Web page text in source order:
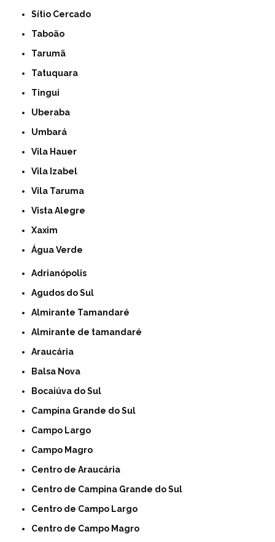
Sítio Cercado
Taboão
Tarumã
Tatuquara
Tingui
Uberaba
Umbará
Vila Hauer
Vila Izabel
Vila Taruma
Vista Alegre
Xaxim
Água Verde
Adrianópolis
Agudos do Sul
Almirante Tamandaré
Almirante de tamandaré
Araucária
Balsa Nova
Bocaiúva do Sul
Campina Grande do Sul
Campo Largo
Campo Magro
Centro de Araucária
Centro de Campina Grande do Sul
Centro de Campo Largo
Centro de Campo Magro